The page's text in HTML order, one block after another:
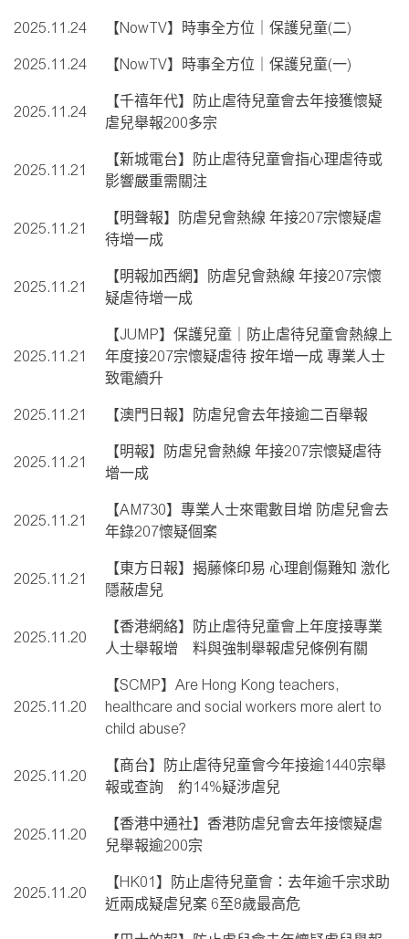
2025.11.24 【NowTV】時事全方位｜保護兒童(二)
2025.11.24 【NowTV】時事全方位｜保護兒童(一)
2025.11.24
【千禧年代】防止虐待兒童會去年接獲懷疑
虐兒舉報200多宗
2025.11.21
【新城電台】防止虐待兒童會指心理虐待或
影響嚴重需關注
2025.11.21
【明聲報】防虐兒會熱線 年接207宗懷疑虐
待增一成
2025.11.21
【明報加西網】防虐兒會熱線 年接207宗懷
疑虐待增一成
2025.11.21
【JUMP】保護兒童｜防止虐待兒童會熱線上
年度接207宗懷疑虐待 按年增一成 專業人士
致電續升
2025.11.21 【澳門日報】防虐兒會去年接逾二百舉報
2025.11.21
【明報】防虐兒會熱線 年接207宗懷疑虐待
增一成
2025.11.21
【AM730】專業人士來電數目增 防虐兒會去
年錄207懷疑個案
2025.11.21
【東方日報】揭藤條印易 心理創傷難知 激化
隱蔽虐兒
2025.11.20
【香港網絡】防止虐待兒童會上年度接專業
人士舉報增 料與強制舉報虐兒條例有關
2025.11.20
【SCMP】Are Hong Kong teachers,
healthcare and social workers more alert to
child abuse?
2025.11.20
【商台】防止虐待兒童會今年接逾1440宗舉
報或查詢 約14%疑涉虐兒
2025.11.20
【香港中通社】香港防虐兒會去年接懷疑虐
兒舉報逾200宗
2025.11.20
【HK01】防止虐待兒童會：去年逾千宗求助
近兩成疑虐兒案 6至8歲最高危